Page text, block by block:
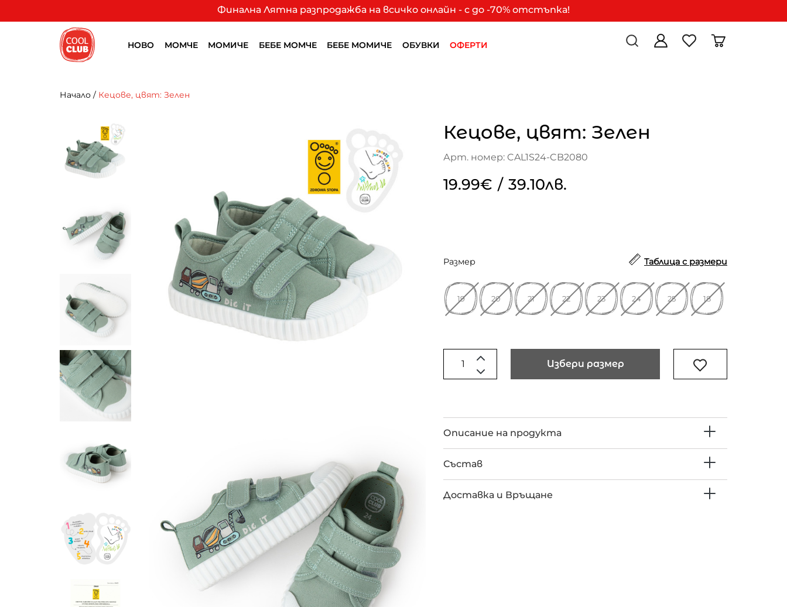
Финална Лятна разпродажба на всичко онлайн - с до -70% отстъпка!
НОВО МОМЧЕ МОМИЧЕ БЕБЕ МОМЧЕ БЕБЕ МОМИЧЕ ОБУВКИ ОФЕРТИ
Начало / Кецове, цвят: Зелен
Кецове, цвят: Зелен
Арт. номер: CAL1S24-CB2080
19.99€ / 39.10лв.
Размер Таблица с размери
19 20 21 22 23 24 25 18
Избери размер
Описание на продукта
Състав
Доставка и Връщане